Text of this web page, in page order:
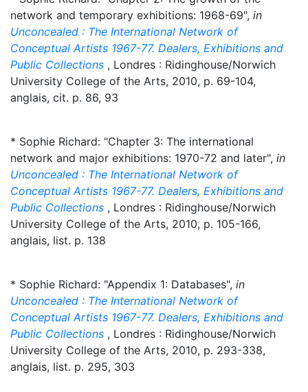
network and temporary exhibitions: 1968-69", in
Unconcealed : The International Network of
Conceptual Artists 1967-77. Dealers, Exhibitions and
Public Collections , Londres : Ridinghouse/Norwich
University College of the Arts, 2010, p. 69-104,
anglais, cit. p. 86, 93
* Sophie Richard: "Chapter 3: The international
network and major exhibitions: 1970-72 and later", in
Unconcealed : The International Network of
Conceptual Artists 1967-77. Dealers, Exhibitions and
Public Collections , Londres : Ridinghouse/Norwich
University College of the Arts, 2010, p. 105-166,
anglais, list. p. 138
* Sophie Richard: "Appendix 1: Databases", in
Unconcealed : The International Network of
Conceptual Artists 1967-77. Dealers, Exhibitions and
Public Collections , Londres : Ridinghouse/Norwich
University College of the Arts, 2010, p. 293-338,
anglais, list. p. 295, 303